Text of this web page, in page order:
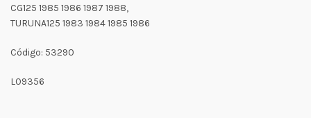
CG125 1985 1986 1987 1988,
TURUNA125 1983 1984 1985 1986
Código: 53290
L09356